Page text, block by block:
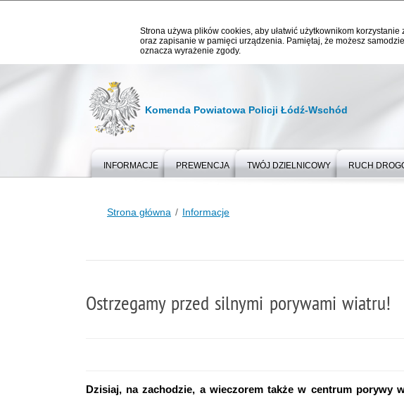
Strona używa plików cookies, aby ułatwić użytkownikom
oraz zapisanie w pamięci urządzenia. Pamiętaj, że możesz
oznacza wyrażenie zgody.
Komenda Powiatowa Policji Łódź-Wschód
INFORMACJE PREWENCJA TWÓJ DZIELNICOWY RUCH
Strona główna Informacje
Ostrzegamy przed silnymi porywami wiatru!
Dzisiaj, na zachodzie, a wieczorem także w centrum porywy